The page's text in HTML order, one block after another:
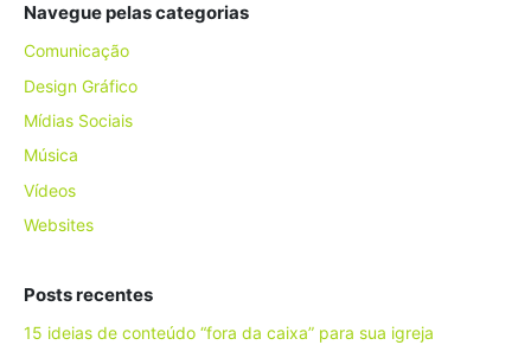
Navegue pelas categorias
Comunicação
Design Gráfico
Mídias Sociais
Música
Vídeos
Websites
Posts recentes
15 ideias de conteúdo “fora da caixa” para sua igreja